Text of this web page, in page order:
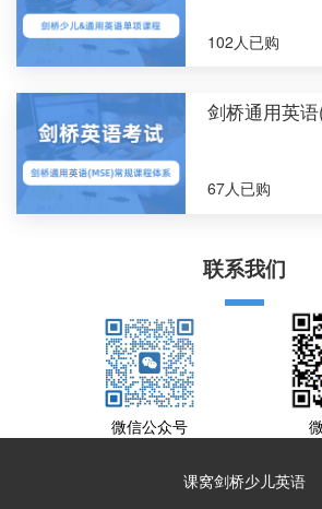
102人已购
剑桥通用英
67人已购
联系我们
微信公众号
课窝剑桥少儿英语